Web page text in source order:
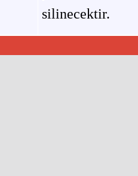
silinecektir.